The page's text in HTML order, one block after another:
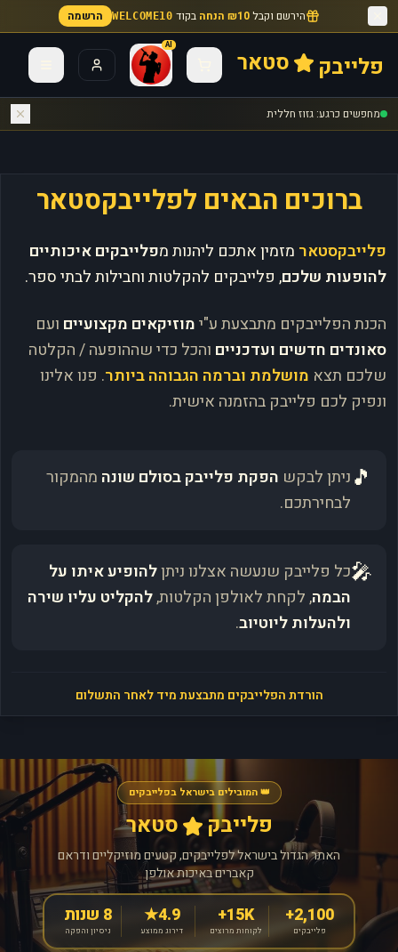
הירשם וקבל₪10 הנחה בקוד WELCOME10 הרשמה
פלייבק סטאר
AI
מחפשים כרגע: גזוז חללית
ברוכים הבאים לפלייבקסטאר
פלייבקסטאר מזמין אתכם ליהנות מפלייבקים איכותיים
להופעות שלכם, פלייבקים להקלטות וחבילות לבתי ספר.
הכנת הפלייבקים מתבצעת ע"ימוזיקאים מקצועיים ועם
סאונדים חדשים ועדכניים והכל כדי שההופעה / הקלטה
שלכם תצא מושלמת וברמה הגבוהה ביותר. פנו אלינו
ונפיק לכם פלייבק בהזמנה אישית.
🎵ניתן לבקש הפקת פלייבק בסולם שונה מהמקור
לבחירתכם.
🎤כל פלייבק שנעשה אצלנו ניתןלהופיע איתו על
הבמה, לקחת לאולפן הקלטות,להקליט עליו שירה
ולהעלות ליוטיוב.
הורדת הפלייבקים מתבצעת מיד לאחר התשלום
👑 המובילים בישראל בפלייבקים
פלייבק סטאר
האתר הגדול בישראל לפלייבקים, קטעים מוזיקליים ודראם
קאברים באיכות אולפן
2,100+
פלייבקים
15K+
לקוחות מרוצים
4.9★
דירוג ממוצע
8 שנות
ניסיון והפקה